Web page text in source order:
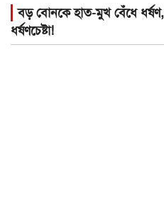
বড় বোনকে হাত-মুখ বেঁধে
ধর্ষণচেষ্টা!